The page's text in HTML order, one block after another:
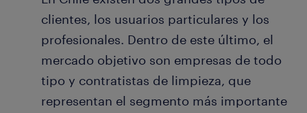
clientes, los usuarios particulares y los
profesionales. Dentro de este último, el
mercado objetivo son empresas de todo
tipo y contratistas de limpieza, que
representan el segmento más importante